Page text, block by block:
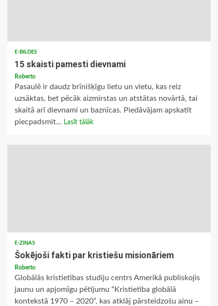
E-BILDES
15 skaisti pamesti dievnami
Roberto
Pasaulē ir daudz brīnišķīgu lietu un vietu, kas reiz
uzsāktas, bet pēcāk aizmirstas un atstātas novārtā, tai
skaitā arī dievnami un baznīcas. Piedāvājam apskatīt
piecpadsmit... Lasīt tālāk
E-ZIŅAS
Šokējoši fakti par kristiešu misionāriem
Roberto
Globālās kristietības studiju centrs Amerikā publiskojis
jaunu un apjomīgu pētījumu “Kristietība globālā
kontekstā 1970 – 2020”, kas atklāj pārsteidzošu ainu –